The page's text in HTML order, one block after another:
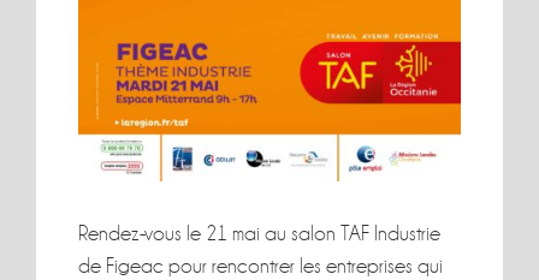
Rendez-vous le 21 mai au salon TAF Industrie
de Figeac pour rencontrer les entreprises qui